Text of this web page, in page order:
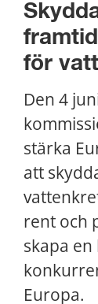
för
Den 4
stärka
att
rent och
skapa
Europa.